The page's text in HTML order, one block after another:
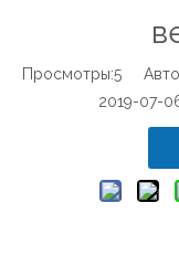
Просмотры:5
2019-07-